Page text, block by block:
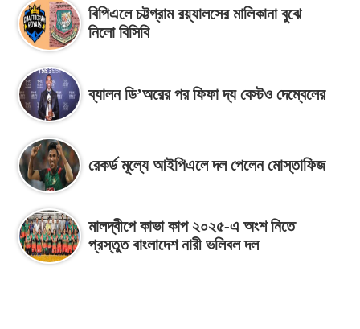
বিপিএলে চট্টগ্রাম রয়্যালসের মালিকানা বুঝে
নিলো বিসিবি
ব্যালন ডি’অরের পর ফিফা দ্য বেস্টও দেম্বেলের
রেকর্ড মূল্যে আইপিএলে দল পেলেন মোস্তাফিজ
মালদ্বীপে কাভা কাপ ২০২৫-এ অংশ নিতে
প্রস্তুত বাংলাদেশ নারী ভলিবল দল